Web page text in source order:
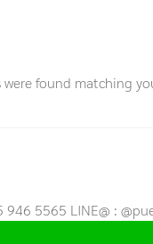
found matching
5565 LINE@ :